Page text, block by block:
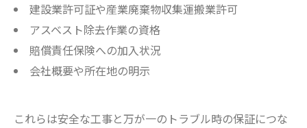
建設業許可証や産業廃棄物収集運搬業許可
アスベスト除去作業の資格
賠償責任保険への加入状況
会社概要や所在地の明示
これらは安全な工事と万が一のトラブル時の保証につな